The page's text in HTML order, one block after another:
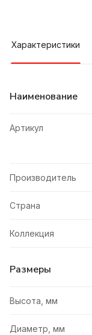
Характеристики
Наименование
Артикул
Производитель
Страна
Коллекция
Размеры
Высота, мм
Диаметр, мм